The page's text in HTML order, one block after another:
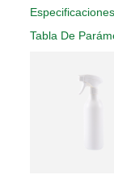
Tabla De